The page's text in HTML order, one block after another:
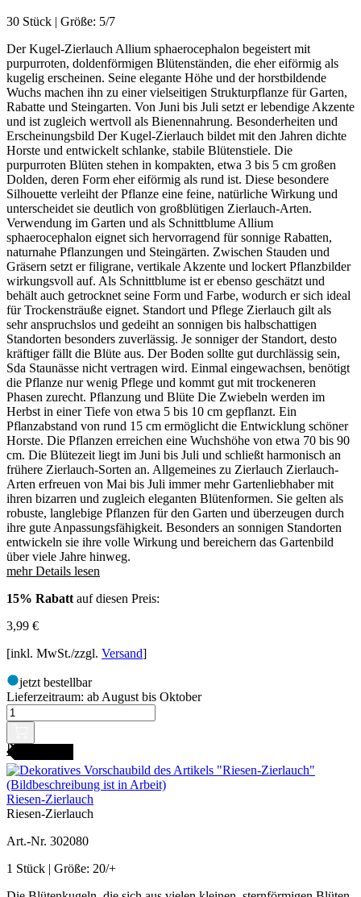
30 Stück | Größe: 5/7
Der Kugel-Zierlauch Allium sphaerocephalon begeistert mit
purpurroten, doldenförmigen Blütenständen, die eher eiförmig als
kugelig erscheinen. Seine elegante Höhe und der horstbildende
Wuchs machen ihn zu einer vielseitigen Strukturpflanze für Garten,
Rabatte und Steingarten. Von Juni bis Juli setzt er lebendige Akzente
und ist zugleich wertvoll als Bienennahrung. Besonderheiten und
Erscheinungsbild Der Kugel-Zierlauch bildet mit den Jahren dichte
Horste und entwickelt schlanke, stabile Blütenstiele. Die
purpurroten Blüten stehen in kompakten, etwa 3 bis 5 cm großen
Dolden, deren Form eher eiförmig als rund ist. Diese besondere
Silhouette verleiht der Pflanze eine feine, natürliche Wirkung und
unterscheidet sie deutlich von großblütigen Zierlauch-Arten.
Verwendung im Garten und als Schnittblume Allium
sphaerocephalon eignet sich hervorragend für sonnige Rabatten,
naturnahe Pflanzungen und Steingärten. Zwischen Stauden und
Gräsern setzt er filigrane, vertikale Akzente und lockert Pflanzbilder
wirkungsvoll auf. Als Schnittblume ist er ebenso geschätzt und
behält auch getrocknet seine Form und Farbe, wodurch er sich ideal
für Trockensträuße eignet. Standort und Pflege Zierlauch gilt als
sehr anspruchslos und gedeiht an sonnigen bis halbschattigen
Standorten besonders zuverlässig. Je sonniger der Standort, desto
kräftiger fällt die Blüte aus. Der Boden sollte gut durchlässig sein,
Sda Staunässe nicht vertragen wird. Einmal eingewachsen, benötigt
die Pflanze nur wenig Pflege und kommt gut mit trockeneren
Phasen zurecht. Pflanzung und Blüte Die Zwiebeln werden im
Herbst in einer Tiefe von etwa 5 bis 10 cm gepflanzt. Ein
Pflanzabstand von rund 15 cm ermöglicht die Entwicklung schöner
Horste. Die Pflanzen erreichen eine Wuchshöhe von etwa 70 bis 90
cm. Die Blütezeit liegt im Juni bis Juli und schließt harmonisch an
frühere Zierlauch-Sorten an. Allgemeines zu Zierlauch Zierlauch-
Arten erfreuen von Mai bis Juli immer mehr Gartenliebhaber mit
ihren bizarren und zugleich eleganten Blütenformen. Sie gelten als
robuste, langlebige Pflanzen für den Garten und überzeugen durch
ihre gute Anpassungsfähigkeit. Besonders an sonnigen Standorten
entwickeln sie ihre volle Wirkung und bereichern das Gartenbild
über viele Jahre hinweg.
mehr Details lesen
15% Rabatt auf diesen Preis:
3,99 €
[inkl. MwSt./zzgl. Versand]
jetzt bestellbar
Lieferzeitraum: ab August bis Oktober
Riesen-Zierlauch
Riesen-Zierlauch
Art.-Nr. 302080
1 Stück | Größe: 20/+